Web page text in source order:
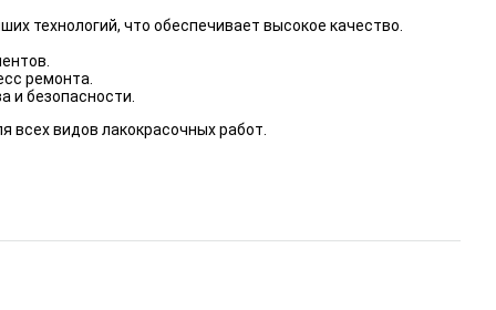
технологий, что обеспечивает высокое качество.
ремонта.
и безопасности.
видов лакокрасочных работ.